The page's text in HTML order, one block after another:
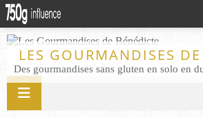
LES GOURMANDISES